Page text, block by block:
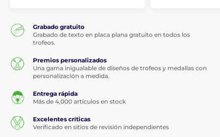
Grabado gratuito
Grabado de texto en placa plana gratuito en todos los
trofeos.
Premios personalizados
Una gama inigualable de diseños de trofeos y medallas con
personalización a medida.
Entrega rápida
Más de 4,000 artículos en stock
Excelentes críticas
Verificado en sitios de revisión independientes